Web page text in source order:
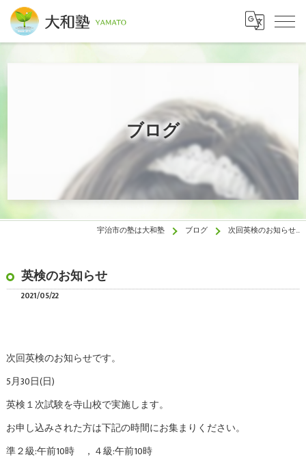
ブログ
宇治市の塾は大和塾 ブログ 次回英検のお知らせ…
英検のお知らせ
2021/05/22
次回英検のお知らせです。
5月30日(日)
英検１次試験を寺山校で実施します。
お申し込みされた方は下記の時間にお集まりください。
準２級:午前10時 ，４級:午前10時